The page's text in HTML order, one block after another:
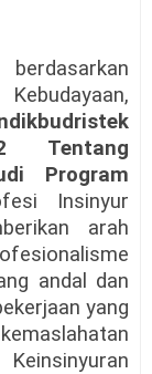
Tentang
Program
Insinyur
arah
andal dan
yang